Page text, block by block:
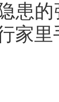
患
家里